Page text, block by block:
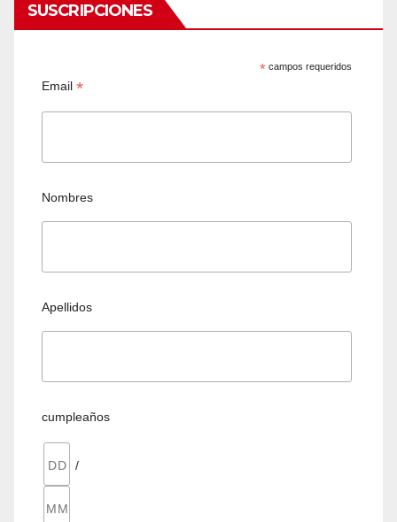
SUSCRIPCIONES
* campos requeridos
Email*
Nombres
Apellidos
cumpleaños
/